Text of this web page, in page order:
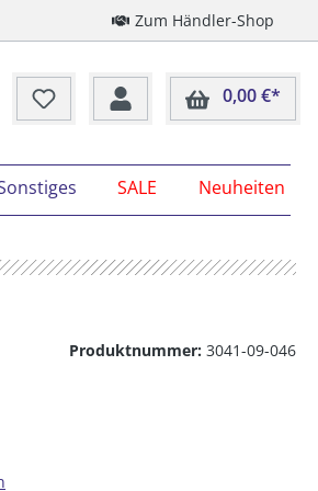
Zum Händler-Shop
0,00 €*
SALE Neuheiten
Produktnummer: 3041-09-046